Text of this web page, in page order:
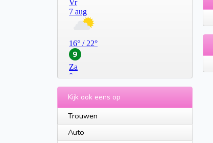
Kijk ook eens op
Trouwen
Auto